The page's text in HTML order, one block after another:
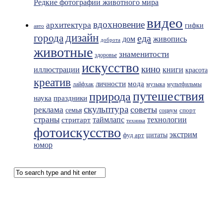
Редкие фотографии животного мира
авто архитектура вдохновениевидео гифки
городадизайн доброта дом еда живопись
животные здоровье знаменитости
иллюстрации искусство кино книги красота
креатив лайфхак личности мода музыка мультфильмы
наука праздники природапутешествия
реклама семья скульптура советы социум спорт
страны стритарт таймлапс техника технологии
фотоискусство фуд арт цитаты экстрим
юмор